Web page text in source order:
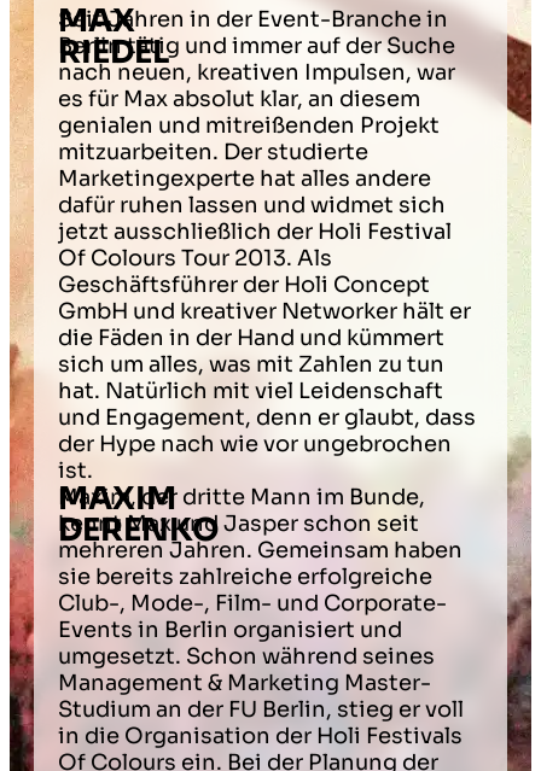
MAX
RIEDEL
Seit Jahren in der Event-Branche in
Berlin tätig und immer auf der Suche
nach neuen, kreativen Impulsen, war
es für Max absolut klar, an diesem
genialen und mitreißenden Projekt
mitzuarbeiten. Der studierte
Marketingexperte hat alles andere
dafür ruhen lassen und widmet sich
jetzt ausschließlich der Holi Festival
Of Colours Tour 2013. Als
Geschäftsführer der Holi Concept
GmbH und kreativer Networker hält er
die Fäden in der Hand und kümmert
sich um alles, was mit Zahlen zu tun
hat. Natürlich mit viel Leidenschaft
und Engagement, denn er glaubt, dass
der Hype nach wie vor ungebrochen
ist.
MAXIM
DERENKO
Maxim, der dritte Mann im Bunde,
kennt Max und Jasper schon seit
mehreren Jahren. Gemeinsam haben
sie bereits zahlreiche erfolgreiche
Club-, Mode-, Film- und Corporate-
Events in Berlin organisiert und
umgesetzt. Schon während seines
Management & Marketing Master-
Studium an der FU Berlin, stieg er voll
in die Organisation der Holi Festivals
Of Colours ein. Bei der Planung der